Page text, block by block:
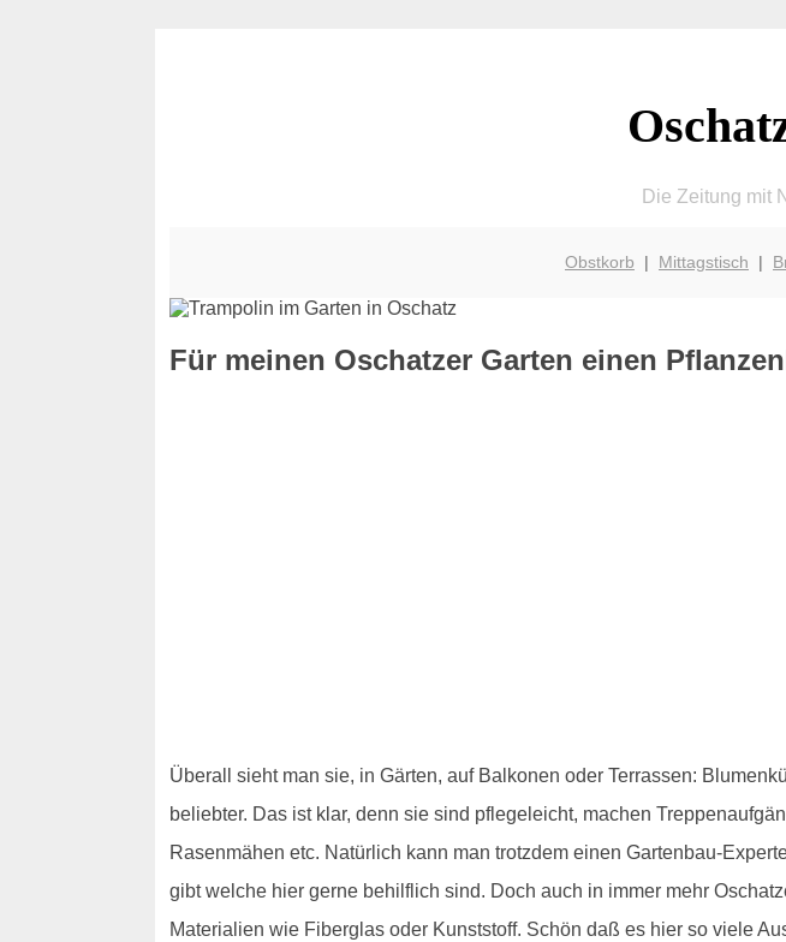
Die Zeitung mit
Obstkorb | Mittagstisch |
Für meinen Oschatzer Garten einen
Überall sieht man sie, in Gärten, auf Balkonen oder Terrassen:
beliebter. Das ist klar, denn sie sind pflegeleicht, machen
Rasenmähen etc. Natürlich kann man trotzdem einen Gartenbau-
gibt welche hier gerne behilflich sind. Doch auch in immer mehr
Materialien wie Fiberglas oder Kunststoff. Schön daß es hier so viele